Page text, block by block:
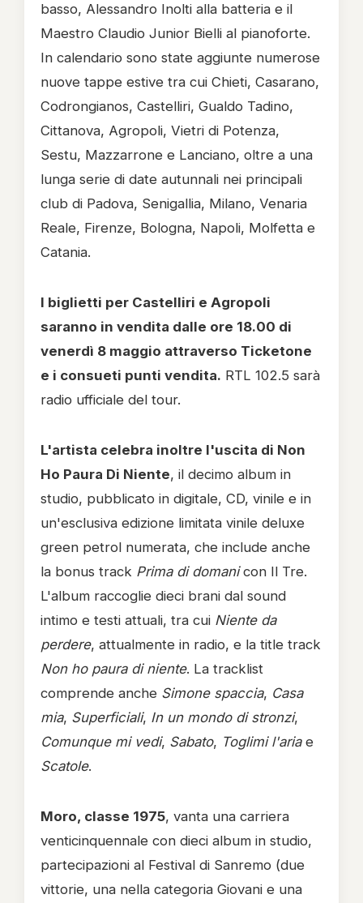
basso, Alessandro Inolti alla batteria e il
Maestro Claudio Junior Bielli al pianoforte.
In calendario sono state aggiunte numerose
nuove tappe estive tra cui Chieti, Casarano,
Codrongianos, Castelliri, Gualdo Tadino,
Cittanova, Agropoli, Vietri di Potenza,
Sestu, Mazzarrone e Lanciano, oltre a una
lunga serie di date autunnali nei principali
club di Padova, Senigallia, Milano, Venaria
Reale, Firenze, Bologna, Napoli, Molfetta e
Catania.
I biglietti per Castelliri e Agropoli
saranno in vendita dalle ore 18.00 di
venerdì 8 maggio attraverso Ticketone
e i consueti punti vendita. RTL 102.5 sarà
radio ufficiale del tour.
L'artista celebra inoltre l'uscita di Non
Ho Paura Di Niente, il decimo album in
studio, pubblicato in digitale, CD, vinile e in
un'esclusiva edizione limitata vinile deluxe
green petrol numerata, che include anche
la bonus track Prima di domanicon Il Tre.
L'album raccoglie dieci brani dal sound
intimo e testi attuali, tra cui Niente da
perdere, attualmente in radio, e la title track
Non ho paura di niente. La tracklist
comprende anche Simone spaccia, Casa
mia, Superficiali, In un mondo di stronzi,
Comunque mi vedi, Sabato, Toglimi l'ariae
Scatole.
Moro, classe 1975, vanta una carriera
venticinquennale con dieci album in studio,
partecipazioni al Festival di Sanremo (due
vittorie, una nella categoria Giovani e una